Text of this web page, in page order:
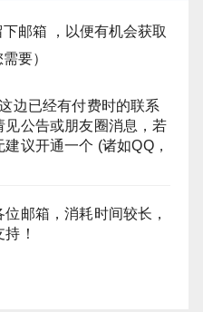
邮箱 ，以便有机会获取
要）
边已经有付费时的联系
公告或朋友圈消息，若
议开通一个 (诸如QQ，
邮箱，消耗时间较长，
！